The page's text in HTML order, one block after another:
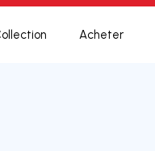
Acheter